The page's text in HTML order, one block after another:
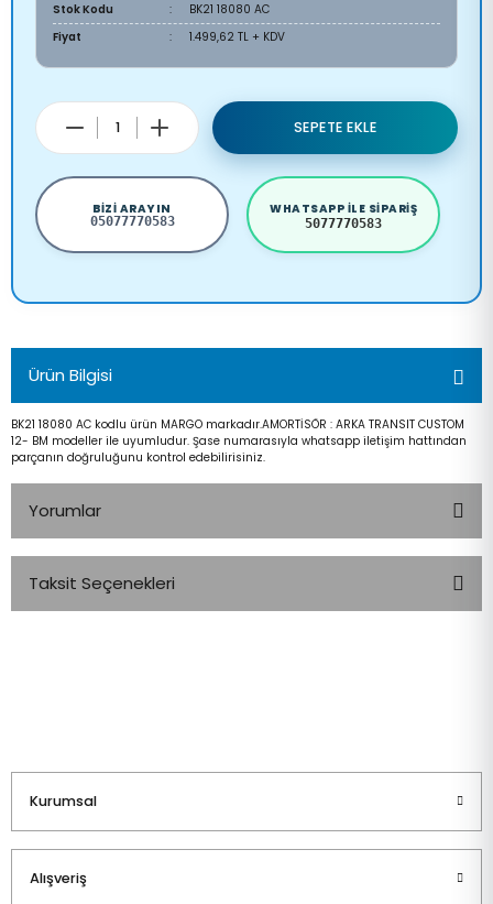
Stok Kodu
BK21 18080 AC
Fiyat
1.499,62 TL + KDV
SEPETE EKLE
BIZI ARAYIN
05077770583
WHATSAPP ILE SIPARIŞ
5077770583
Ürün Bilgisi
BK21 18080 AC kodlu ürün MARGO markadır.AMORTİSÖR : ARKA TRANSIT CUSTOM
12- BM modeller ile uyumludur. Şase numarasıyla whatsapp iletişim hattından
parçanın doğruluğunu kontrol edebilirisiniz.
Yorumlar
Taksit Seçenekleri
Kurumsal
Alışveriş